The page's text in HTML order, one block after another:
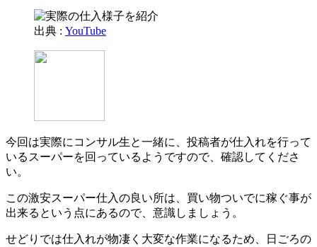
出典 : YouTube
今回は実際にコンサル生と一緒に、投稿者が仕入れを行って
いるスーパーを回っているようですので、確認してくださ
い。
この激安スーパー仕入の良い所は、買い物ついでに稼ぐ事が
出来るという点にあるので、意識しましょう。
せどりでは仕入れが物凄く大変な作業になるため、日ごろの